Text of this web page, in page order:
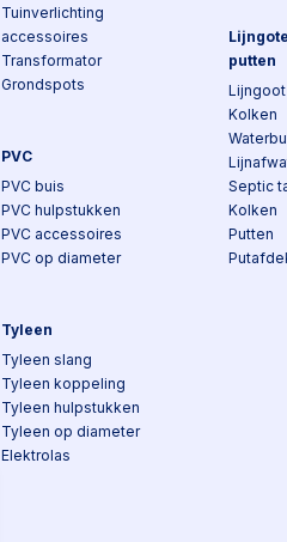
Tuinverlichting
accessoires
Transformator
Grondspots
PVC
PVC buis
PVC hulpstukken
PVC accessoires
PVC op diameter
Tyleen
Tyleen slang
Tyleen koppeling
Tyleen hulpstukken
Tyleen op diameter
Elektrolas
putten
Lijngoot
Kolken
Septic
Kolken
Putten